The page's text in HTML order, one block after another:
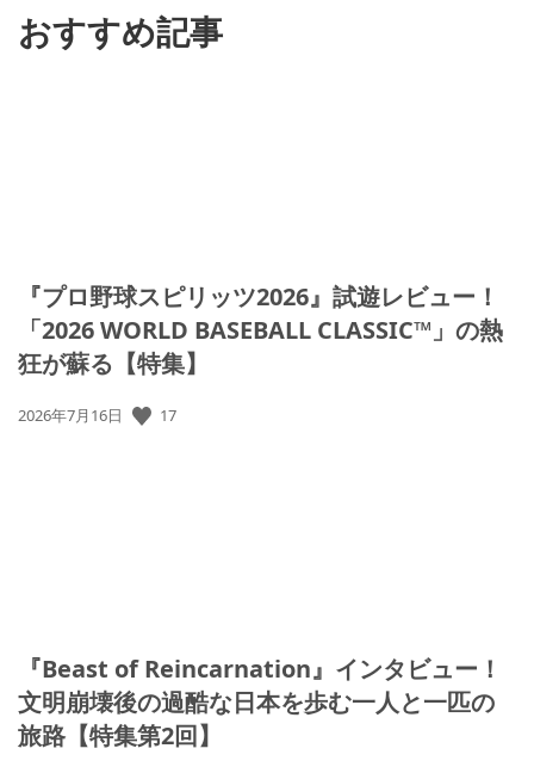
おすすめ記事
『プロ野球スピリッツ2026』試遊レビュー！
「2026 WORLD BASEBALL CLASSIC™」の熱
狂が蘇る【特集】
公
2026年7月16日 17
『Beast of Reincarnation』インタビュー！
文明崩壊後の過酷な日本を歩む一人と一匹の
旅路【特集第2回】